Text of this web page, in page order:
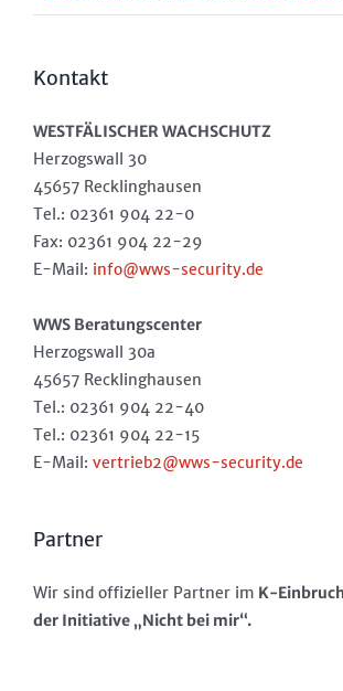
Kontakt
WESTFÄLISCHER WACHSCHUTZ
Herzogswall 30
45657 Recklinghausen
Tel.: 02361 904 22-0
Fax: 02361 904 22-29
E-Mail: info@wws-security.de
WWS Beratungscenter
Herzogswall 30a
45657 Recklinghausen
Tel.: 02361 904 22-40
Tel.: 02361 904 22-15
E-Mail: vertrieb2@wws-security.de
Partner
Wir sind offizieller Partner im K-
der Initiative „Nicht bei mir“.